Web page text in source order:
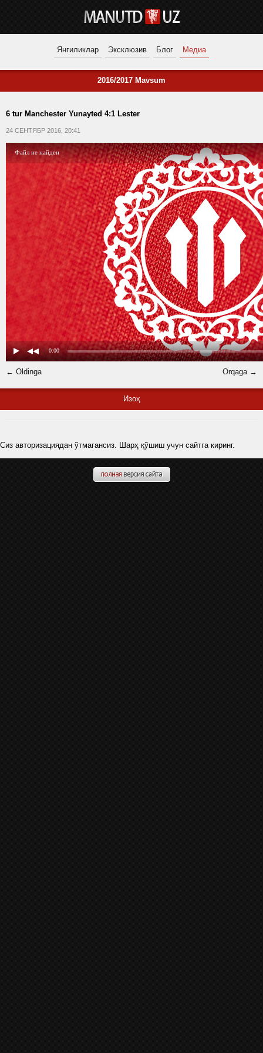
Янгиликлар Эксклюзив Блог Медиа
2016/2017 Mavsum
6 tur Manchester Yunayted 4:1 Lester
24 СЕНТЯБР 2016, 20:41
← Oldinga Orqaga →
Изоҳ
Сиз авторизациядан ўтмагансиз. Шарҳ қўшиш учун сайтга киринг.